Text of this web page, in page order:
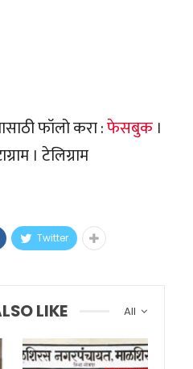
फॉलो करा :फेसबुक ।
। टेलिग्राम
Twitter
All
LIKE